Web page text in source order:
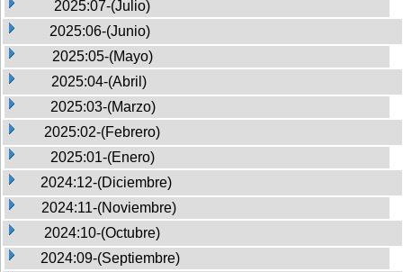
2025:07-(Julio)
2025:06-(Junio)
2025:05-(Mayo)
2025:04-(Abril)
2025:03-(Marzo)
2025:02-(Febrero)
2025:01-(Enero)
2024:12-(Diciembre)
2024:11-(Noviembre)
2024:10-(Octubre)
2024:09-(Septiembre)